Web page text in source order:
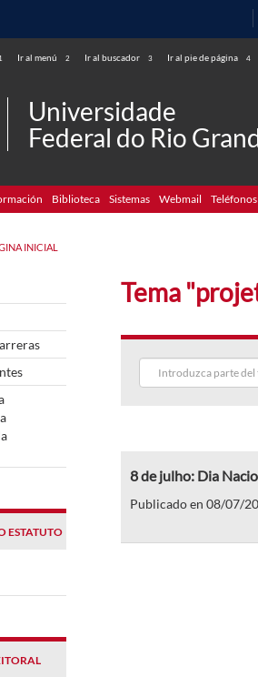
1 Ir al menú 2 Ir al buscador 3 Ir al pie de página 4
Universidade
Federal do Rio
Biblioteca Sistemas Webmail Teléfonos
INICIAL
ESTATUTO
Tema
8 de julho: Dia
Publicado en 08/07/